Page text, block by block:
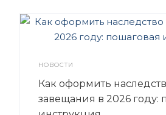
НОВОСТИ
Как оформить
завещания в 2026 году: